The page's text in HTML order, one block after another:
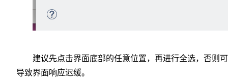
建议先点击界面底部的任意位置，再进行全选，否则
导致界面响应迟缓。